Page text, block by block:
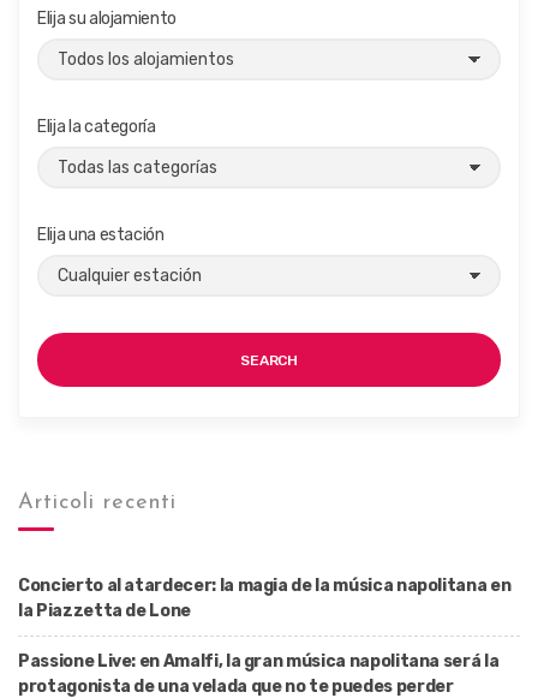
Elija su alojamiento
Elija la categoría
Elija una estación
SEARCH
Articoli recenti
Concierto al atardecer: la magia de la música napolitana en
la Piazzetta de Lone
Passione Live: en Amalfi, la gran música napolitana será la
protagonista de una velada que no te puedes perder